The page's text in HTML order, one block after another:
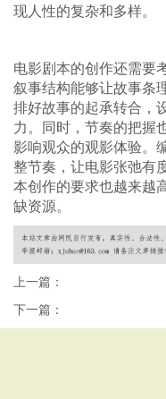
现人性的复杂和多样。
电影剧本的创作还需要
叙事结构能够让故事条
排好故事的起承转合，
力。同时，节奏的把握
影响观众的观影体验。
整节奏，让电影张弛有
本创作的要求也越来越
缺资源。
上一篇：
下一篇：